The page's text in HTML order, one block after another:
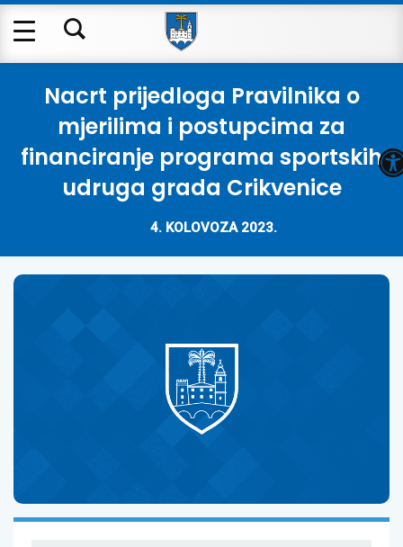
Nacrt prijedloga Pravilnika o
mjerilima i postupcima za
financiranje programa sportskih
udruga grada Crikvenice
4. KOLOVOZA 2023.